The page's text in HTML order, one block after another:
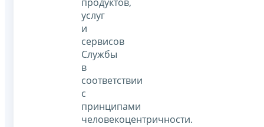
услуг
и
сервисов
Службы
в
соответствии
с
принципами
человекоцентричности.